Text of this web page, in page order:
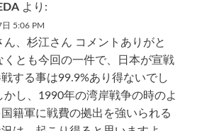
より:
5:06 PM
ん、杉江さん コメントありがと
くとも今回の一件で、日本が宣戦
する事は99.9%あり得ないでし
かし、1990年の湾岸戦争の時のよ
国籍軍に戦費の拠出を強いられる